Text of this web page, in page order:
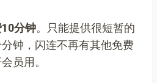
分钟。只能提供很短暂的
钟，闪连不再有其他免费
员用。